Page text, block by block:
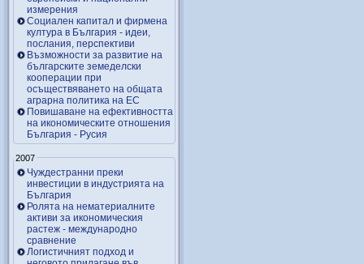
измерения
Социален капитал и фирмена
култура в България - идеи,
послания, перспективи
Възможности за развитие на
българските земеделски
кооперации при
осъществяването на общата
аграрна политика на ЕС
Повишаване на ефективността
на икономическите отношения
България - Русия
2007
Чуждестранни преки
инвестиции в индустрията на
България
Ролята на нематериалните
активи за икономическия
растеж - международно
сравнение
Логистичният подход и